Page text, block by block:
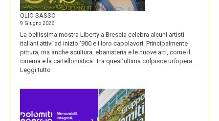
ALL’ORIGINE
DI
NOME
OLIO SASSO
9 Giugno 2026
La bellissima mostra Liberty a Brescia celebra alcuni artisti
italiani attivi ad inizio ‘900 e i loro capolavori. Principalmente
pittura, ma anche scultura, ebanisteria e le nuove arti, come il
cinema e la cartellonistica. Tra quest’ultima colpisce un’opera…
Leggi tutto